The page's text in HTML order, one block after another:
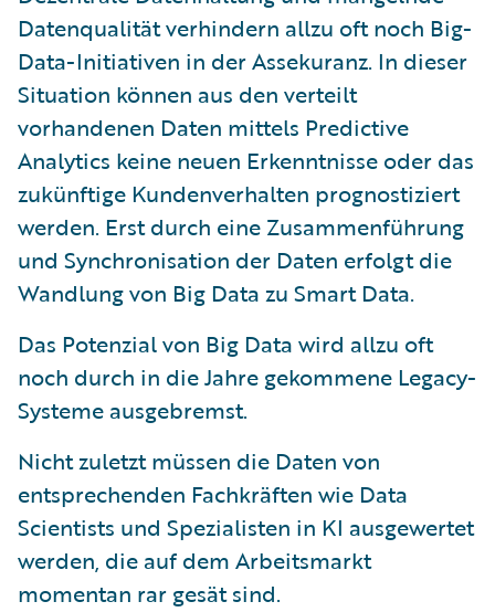
Datenqualität verhindern allzu oft noch Big-
Data-Initiativen in der Assekuranz. In dieser
Situation können aus den verteilt
vorhandenen Daten mittels Predictive
Analytics keine neuen Erkenntnisse oder das
zukünftige Kundenverhalten prognostiziert
werden. Erst durch eine Zusammenführung
und Synchronisation der Daten erfolgt die
Wandlung von Big Data zu Smart Data.
Das Potenzial von Big Data wird allzu oft
noch durch in die Jahre gekommene Legacy-
Systeme ausgebremst.
Nicht zuletzt müssen die Daten von
entsprechenden Fachkräften wie Data
Scientists und Spezialisten in KI ausgewertet
werden, die auf dem Arbeitsmarkt
momentan rar gesät sind.